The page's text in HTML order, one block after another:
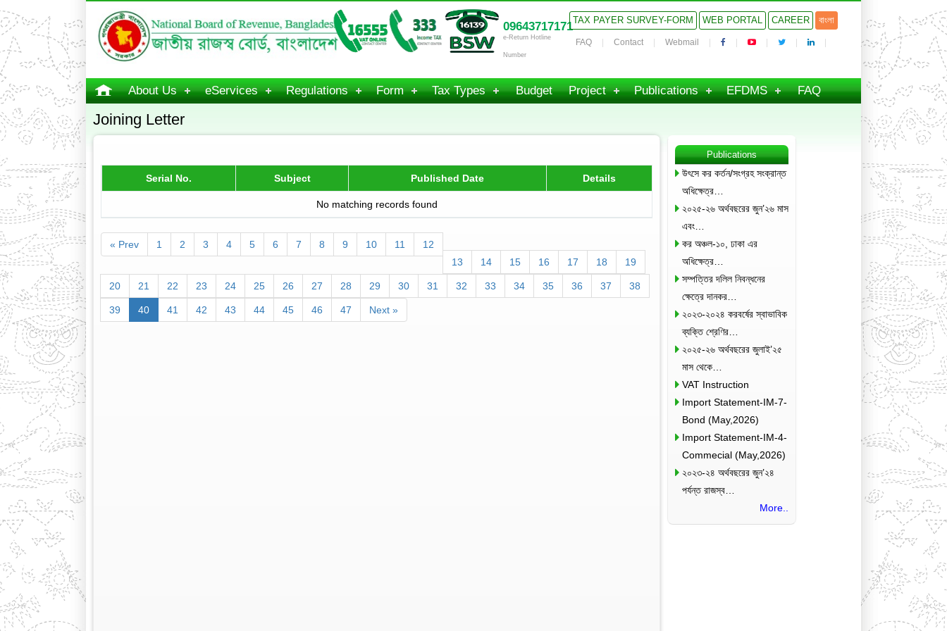
09643717171
e-Return Hotline
Number
TAX PAYER SURVEY-FORM WEB PORTAL CAREER বাংলা
FAQ Contact Webmail
About Us eServices Regulations Form Tax Types Budget Project Publications EFDMS FAQ
Joining Letter
Serial No. Subject Published Date Details
No matching records found
« Prev 1 2 3 4 5 6 7 8 9 10 11
12
13
14 15 16 17 18 19
20 21 22 23 24 25 26 27 28 29 30 31 32 33 34 35 36 37 38
39 40 41 42 43 44 45 46 47 Next »
Publications
উৎসে কর কর্তন/সংগ্রহ সংক্রান্ত
অধিক্ষেত্র…
২০২৫-২৬ অর্থবছরের জুন’২৬ মাস
এবং…
কর অঞ্চল-১০, ঢাকা এর
অধিক্ষেত্র…
সম্পত্তির দলিল নিবন্ধনের
ক্ষেত্রে দানকর…
২০২৩-২০২৪ করবর্ষের স্বাভাবিক
ব্যক্তি শ্রেণির…
২০২৫-২৬ অর্থবছরের জুলাই’২৫
মাস থেকে…
VAT Instruction
Import Statement-IM-7-
Bond (May,2026)
Import Statement-IM-4-
Commecial (May,2026)
২০২৩-২৪ অর্থবছরের জুন’২৪
পর্যন্ত রাজস্ব…
More..